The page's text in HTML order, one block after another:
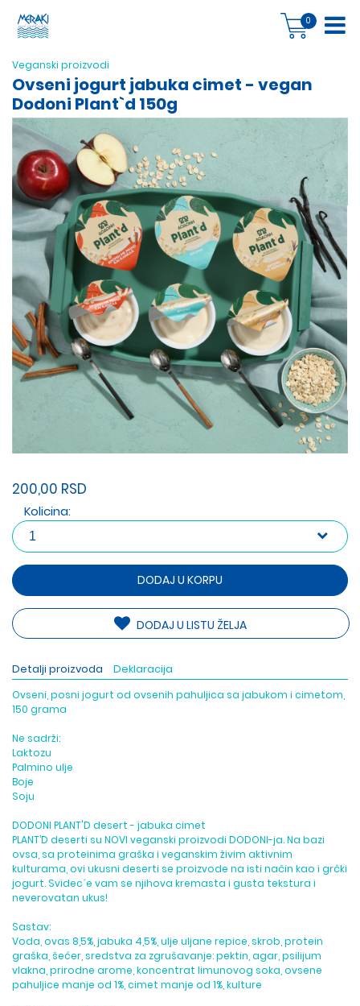
0
Veganski proizvodi
Ovseni jogurt jabuka cimet - vegan
Dodoni Plant`d 150g
200,00 RSD
Kolicina:
DODAJ U KORPU
DODAJ U LISTU ŽELJA
Detalji proizvoda Deklaracija
Ovseni, posni jogurt od ovsenih pahuljica sa jabukom i cimetom,
150 grama
Ne sadrži:
Laktozu
Palmino ulje
Boje
Soju
DODONI PLANT'D desert - jabuka cimet
PLANT’D deserti su NOVI veganski proizvodi DODONI-ja. Na bazi
ovsa, sa proteinima graška i veganskim živim aktivnim
kulturama, ovi ukusni deserti se proizvode na isti način kao i grčki
jogurt. Svidec´e vam se njihova kremasta i gusta tekstura i
neverovatan ukus!
Sastav:
Voda, ovas 8,5%, jabuka 4,5%, ulje uljane repice, skrob, protein
graška, šećer, sredstva za zgrušavanje: pektin, agar, psilijum
vlakna, prirodne arome, koncentrat limunovog soka, ovsene
pahuljice manje od 1%, cimet manje od 1%, kulture